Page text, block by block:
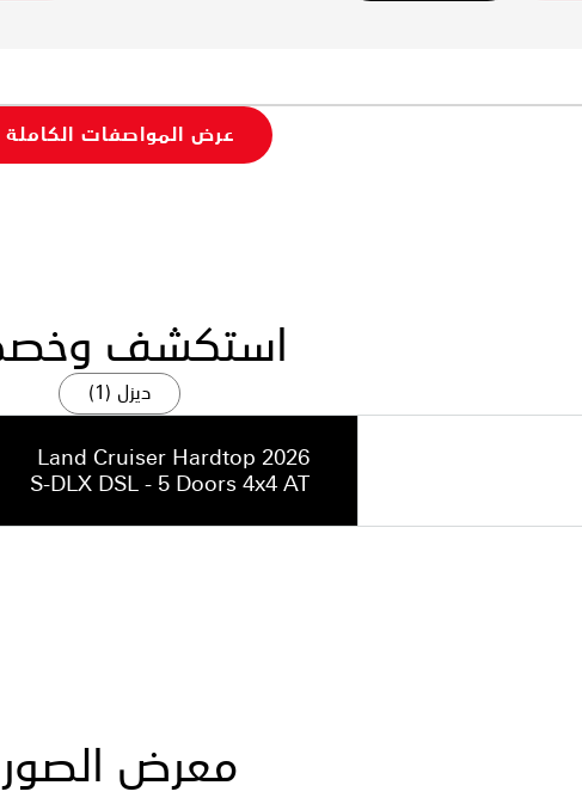
عرض المواصفات الكاملة
استكشف
ديزل (1)
Land Cruiser Hardtop 2026
S-DLX DSL - 5 Doors 4x4 AT
معرض الصور